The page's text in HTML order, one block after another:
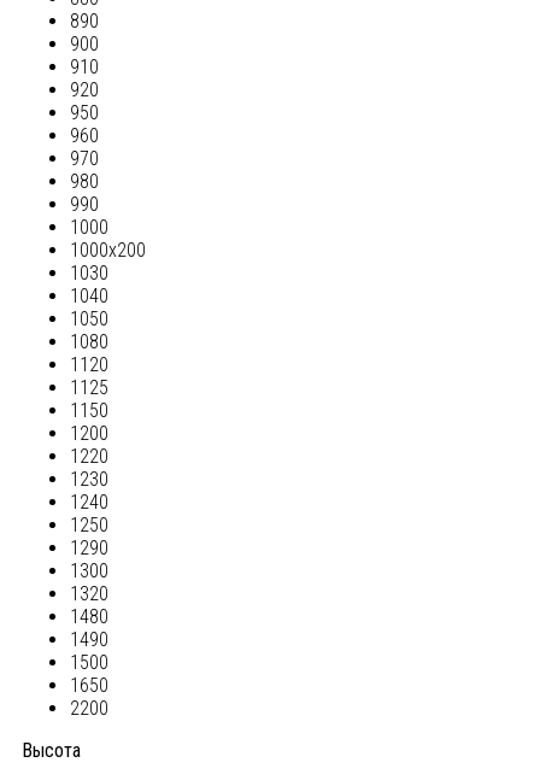
890
900
910
920
950
960
970
980
990
1000
1000х200
1030
1040
1050
1080
1120
1125
1150
1200
1220
1230
1240
1250
1290
1300
1320
1480
1490
1500
1650
2200
Высота